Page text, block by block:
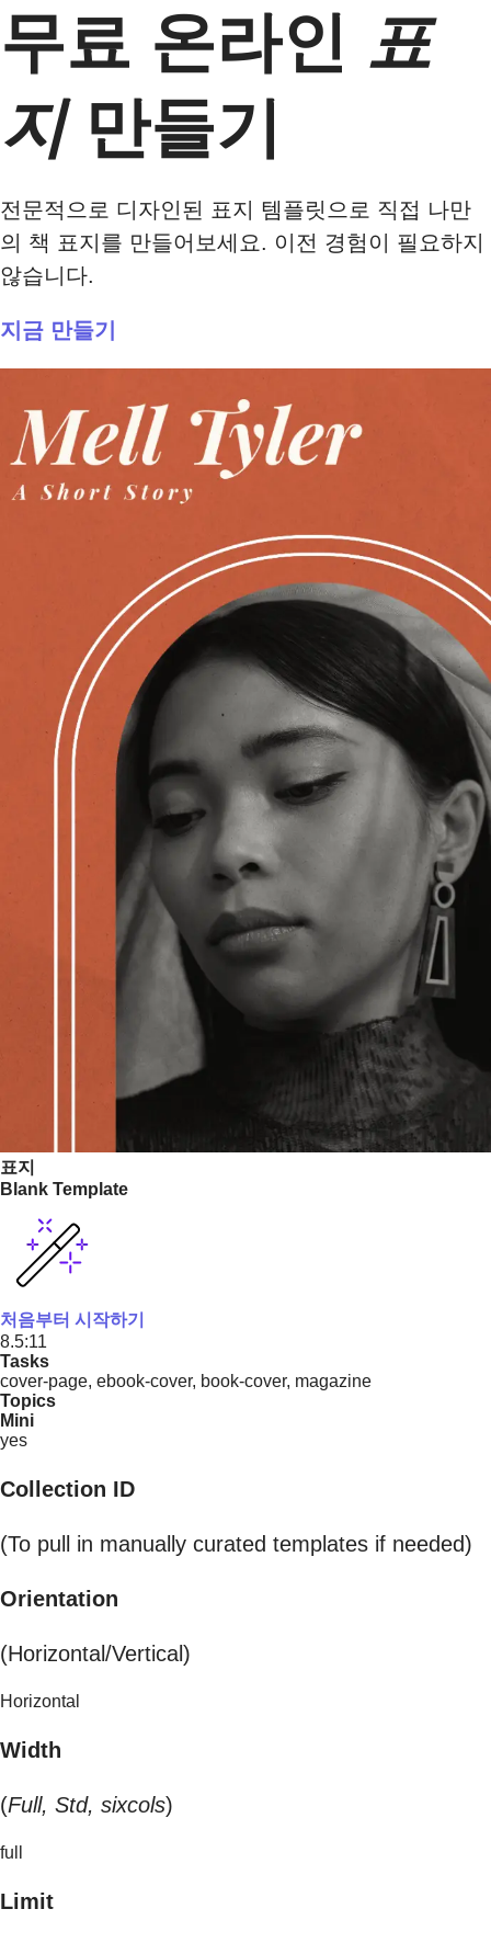
무료 온라인 표
지만들기
전문적으로 디자인된 표지 템플릿으로 직접 나만
의 책 표지를 만들어보세요. 이전 경험이 필요하지
않습니다.
지금 만들기
표지
Blank Template
처음부터 시작하기
8.5:11
Tasks
cover-page, ebook-cover, book-cover, magazine
Topics
Mini
yes
Collection ID
(To pull in manually curated templates if needed)
Orientation
(Horizontal/Vertical)
Horizontal
Width
(Full, Std, sixcols)
full
Limit